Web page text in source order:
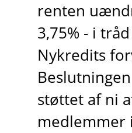
renten
3,75% - i
Nykredits
støttet af ni
medlemmer